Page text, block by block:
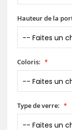
Hauteur de la
Coloris:
Type de verre: